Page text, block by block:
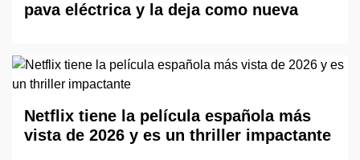
pava eléctrica y la deja como nueva
Netflix tiene la película española más
vista de 2026 y es un thriller impactante